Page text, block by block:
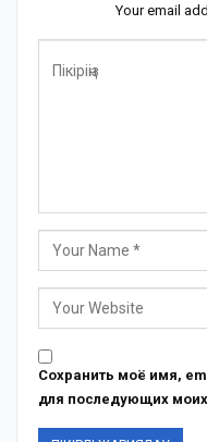
Your email
Сохранить моё имя,
для последующих